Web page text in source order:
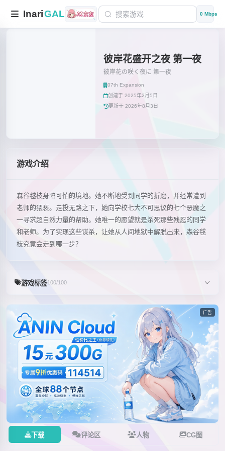
InariGAL 0 Mbps
彼岸花盛开之夜 第一夜
彼岸花の咲く夜に 第一夜
07th Expansion
创建于 2025年2月5日
更新于 2026年8月3日
游戏介绍
森谷毬枝身陷可怕的境地。她不断地受到同学的折磨，并经常遭到
老师的猥亵。走投无路之下，她向学校七大不可思议的七个恶魔之
一寻求超自然力量的帮助。她唯一的愿望就是杀死那些残忍的同学
和老师。为了实现这些谋杀，让她从人间地狱中解脱出来，森谷毬
枝究竟会走到哪一步？
游戏标签100/100
广告
下载 评论区 人物 CG图